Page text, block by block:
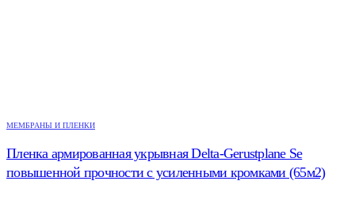
МЕМБРАНЫ И ПЛЕНКИ
Пленка армированная укрывная Delta-Gerustplane Se
повышенной прочности с усиленными кромками (65м2)